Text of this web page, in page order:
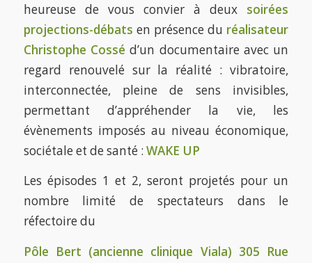
heureuse de vous convier à deux soirées
projections-débats en présence du réalisateur
Christophe Cossé d’un documentaire avec un
regard renouvelé sur la réalité : vibratoire,
interconnectée, pleine de sens invisibles,
permettant d’appréhender la vie, les
évènements imposés au niveau économique,
sociétale et de santé : WAKE UP
Les épisodes 1 et 2, seront projetés pour un
nombre limité de spectateurs dans le
réfectoire du
Pôle Bert (ancienne clinique Viala) 305 Rue